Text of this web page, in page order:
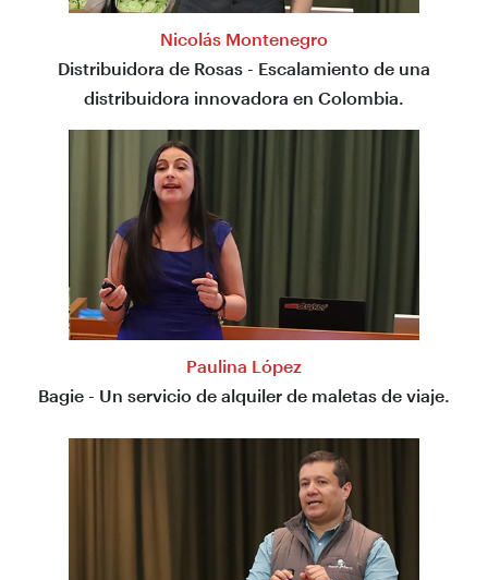
Nicolás Montenegro
Distribuidora de Rosas - Escalamiento de una
distribuidora innovadora en Colombia.
Paulina López
Bagie - Un servicio de alquiler de maletas de viaje.